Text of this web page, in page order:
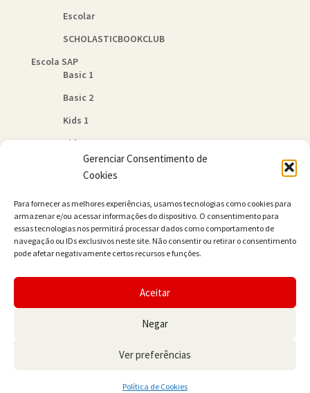
Gerenciar Consentimento de
Cookies
Para fornecer as melhores experiências, usamos tecnologias como cookies para
armazenar e/ou acessar informações do dispositivo. O consentimento para
essas tecnologias nos permitirá processar dados como comportamento de
navegação ou IDs exclusivos neste site. Não consentir ou retirar o consentimento
pode afetar negativamente certos recursos e funções.
Aceitar
Negar
Ver preferências
Política de Cookies
Escolar
SCHOLASTICBOOKCLUB
Escola SAP
Basic 1
Basic 2
Kids 1
Kids 2
Quem Somos
Contato
© JAMER Books 2026